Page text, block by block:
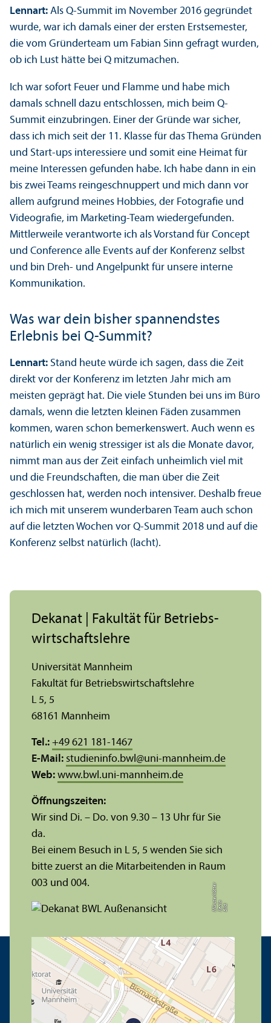
Lennart: Als Q-Summit im November 2016 gegründet
wurde, war ich damals einer der ersten Erstsemester,
die vom Gründer­team um Fabian Sinn gefragt wurden,
ob ich Lust hätte bei Q mitzumachen.
Ich war sofort Feuer und Flamme und habe mich
damals schnell dazu entschlossen, mich beim Q-
Summit einzubringen. Einer der Gründe war sicher,
dass ich mich seit der 11. Klasse für das Thema Gründen
und Start-ups interessiere und somit eine Heimat für
meine Interessen gefunden habe. Ich habe dann in ein
bis zwei Teams reingeschnuppert und mich dann vor
allem aufgrund meines Hobbies, der Fotografie und
Videografie, im Marketing-Team wiedergefunden.
Mittlerweile verantworte ich als Vorstand für Concept
und Conference alle Events auf der Konferenz selbst
und bin Dreh- und Angelpunkt für unsere interne
Kommunikation.
Was war dein bisher spannendstes
Erlebnis bei Q-Summit?
Lennart: Stand heute würde ich sagen, dass die Zeit
direkt vor der Konferenz im letzten Jahr mich am
meisten geprägt hat. Die viele Stunden bei uns im Büro
damals, wenn die letzten kleinen Fäden zusammen
kommen, waren schon bemerkenswert. Auch wenn es
natürlich ein wenig stressiger ist als die Monate davor,
nimmt man aus der Zeit einfach unheimlich viel mit
und die Freundschaften, die man über die Zeit
geschlossen hat, werden noch intensiver. Deshalb freue
ich mich mit unserem wunderbaren Team auch schon
auf die letzten Wochen vor Q-Summit 2018 und auf die
Konferenz selbst natürlich (lacht).
Bil
d:
X
e
ni
aM
ü
n
s
te
r
k
ö
t
t
e
r
Dekanat | Fakultät für Betriebs­
wirtschafts­lehre
Universität Mannheim
Fakultät für Betriebs­wirtschafts­lehre
L 5, 5
68161 Mannheim
Tel.: +49 621 181-1467
E-Mail: studieninfo.bwl@uni-mannheim.de
Web: www.bwl.uni-mannheim.de
Öffnungs­zeiten:
Wir sind Di. – Do. von 9.30 – 13 Uhr für Sie
da.
Bei einem Besuch in L 5, 5 wenden Sie sich
bitte zuerst an die Mitarbeitenden in Raum
003 und 004.